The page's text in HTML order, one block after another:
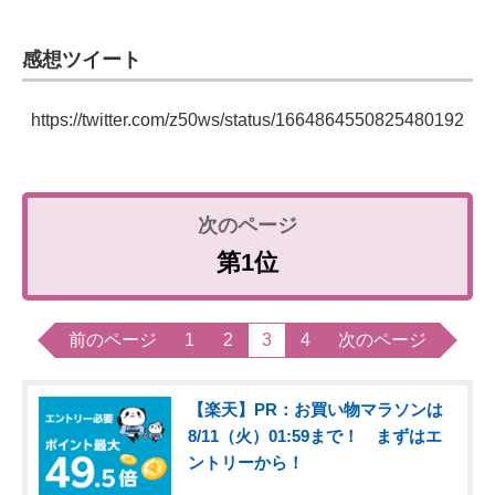
感想ツイート
https://twitter.com/z50ws/status/1664864550825480192
第1位
前のページ 1 2 3 4 次のページ
【楽天】PR：お買い物マラソンは
8/11（火）01:59まで！ まずはエ
ントリーから！